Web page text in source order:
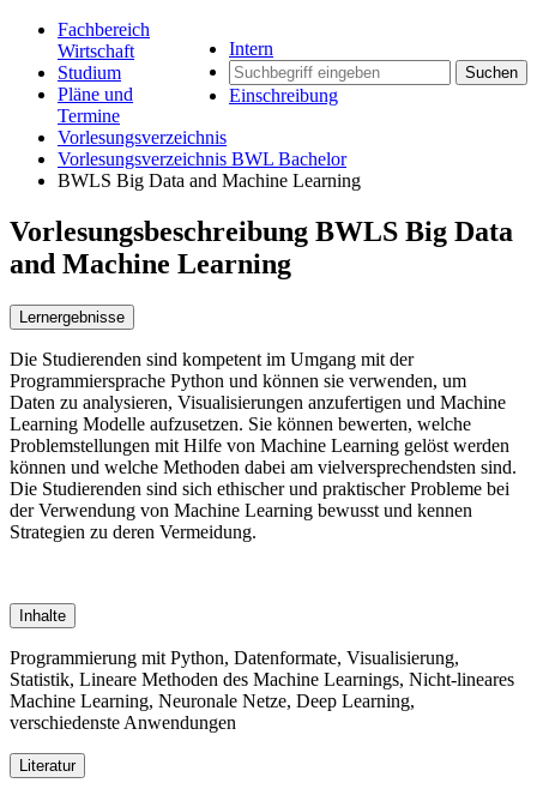
Intern
Suchen
Einschreibung
Fachbereich
Wirtschaft
Studium
Pläne und
Termine
Vorlesungsverzeichnis
Vorlesungsverzeichnis BWL Bachelor
BWLS Big Data and Machine Learning
Vorlesungsbeschreibung BWLS Big Data
and Machine Learning
Lernergebnisse
Die Studierenden sind kompetent im Umgang mit der
Programmiersprache Python und können sie verwenden, um
Daten zu analysieren, Visualisierungen anzufertigen und Machine
Learning Modelle aufzusetzen. Sie können bewerten, welche
Problemstellungen mit Hilfe von Machine Learning gelöst werden
können und welche Methoden dabei am vielversprechendsten sind.
Die Studierenden sind sich ethischer und praktischer Probleme bei
der Verwendung von Machine Learning bewusst und kennen
Strategien zu deren Vermeidung.
Inhalte
Programmierung mit Python, Datenformate, Visualisierung,
Statistik, Lineare Methoden des Machine Learnings, Nicht-lineares
Machine Learning, Neuronale Netze, Deep Learning,
verschiedenste Anwendungen
Literatur